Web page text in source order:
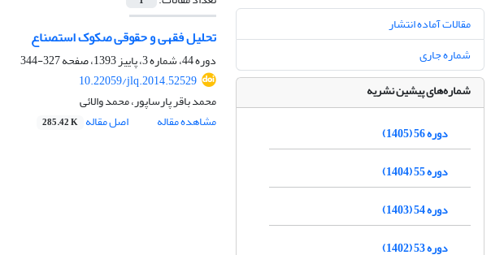
تحلیل فقهی و حقوقی صکوک استصناع
دوره 44، شماره 3، پاییز 1393، صفحه
327-344
10.22059/jlq.2014.52529
محمد باقر پارساپور، محمد والائی
مشاهده مقاله
اصل مقاله 285.42 K
مقالات آماده انتشار
شماره جاری
شماره‌های پیشین نشریه
دوره 56 (1405)
دوره 55 (1404)
دوره 54 (1403)
دوره 53 (1402)